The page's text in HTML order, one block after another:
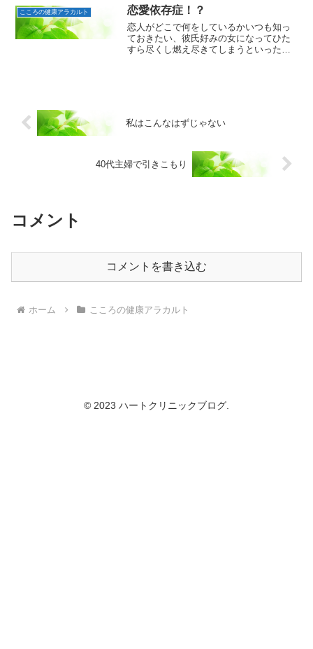
も猫の目のように変わり体調維持が大
変。中には頭痛や肩こり、目...
こころの健康アラカルト 恋愛依存症！？
恋人がどこで何をしているかいつも知っ
ておきたい、彼氏好みの女になってひた
すら尽くし燃え尽きてしまうといったこ
私はこんなはずじゃない
40代主婦で引きこもり
コメント
コメントを書き込む
ホーム こころの健康アラカルト
© 2023 ハートクリニックブログ.